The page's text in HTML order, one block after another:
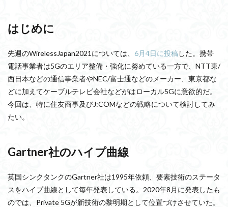
はじめに
先週のWirelessJapan2021については、 6月4日に投稿した。携帯
電話事業者は5Gのエリア整備・強化に努めている一方で、NTT東/
西日本などの通信事業者やNEC/富士通などのメーカー、東京都な
どに加えてケーブルテレビ会社などがはローカル5Gに意欲的だ。
今回は、特に住友商事及びJ:COMなどの戦略について検討してみ
たい。
Gartner社のハイプ曲線
英国シンクタンクのGartner社は1995年依頼、要素技術のステータ
スをハイプ曲線として毎年発表している。2020年8月に発表したも
のでは、Private 5Gが新技術の黎明期として位置づけさせていた。